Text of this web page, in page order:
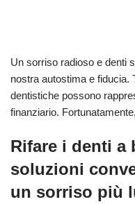
Un sorriso radioso e denti
nostra autostima e fiducia.
dentistiche possono
finanziario.
Rifare i denti a
soluzioni
un sorriso più